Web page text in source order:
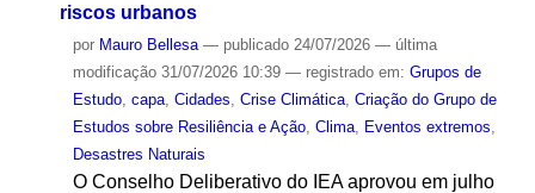
riscos urbanos
por Mauro Bellesa — publicado24/07/2026 — última
modificação31/07/2026 10:39 — registrado em: Grupos de
Estudo, capa, Cidades Crise Climática, Criação do Grupo de
Estudos sobre Resiliência e Ação, Clima, Eventos extremos
Desastres Naturais
O Conselho Deliberativo do IEA aprovou em julho